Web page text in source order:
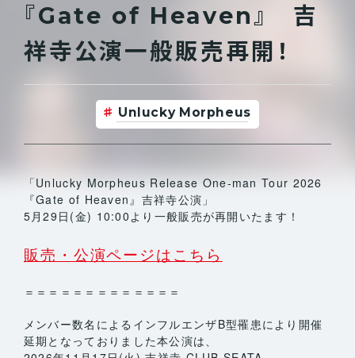
『Gate of Heaven』 吉
祥寺公演一般販売再開！
Unlucky Morpheus
「Unlucky Morpheus Release One-man Tour 2026
『Gate of Heaven』吉祥寺公演」
5月29日(金) 10:00より一般販売が再開いたます！
販売・公演ページはこちら
＝＝＝＝＝＝＝＝＝＝＝＝＝
メンバー数名によるインフルエンザB型罹患により開催
延期となっておりました本公演は、